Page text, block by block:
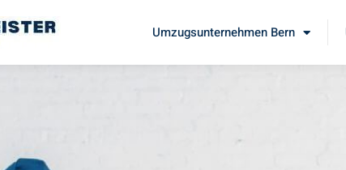
Umzugsunternehmen Bern